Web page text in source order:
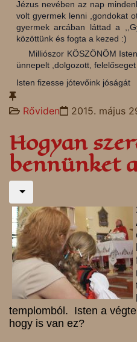
Jézus nevében az nap
volt gyermek lenni ,gondokat
gyermek arcában láttad a
közöttünk és fogta a kezed :)
Milliószor KÖSZÖNÖM
ünnepelt ,dolgozott,
Isten fizesse jótevőink jóságát
Rőviden 2015. május
Hogyan
bennünket
templomból. Isten a
hogy is van ez?